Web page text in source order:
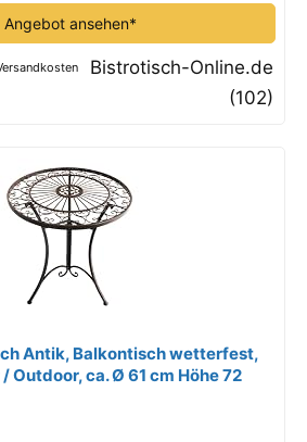
Angebot ansehen*
Bistrotisch-Online.de
(102)
Antik, Balkontisch wetterfest,
Outdoor, ca. Ø 61 cm Höhe 72